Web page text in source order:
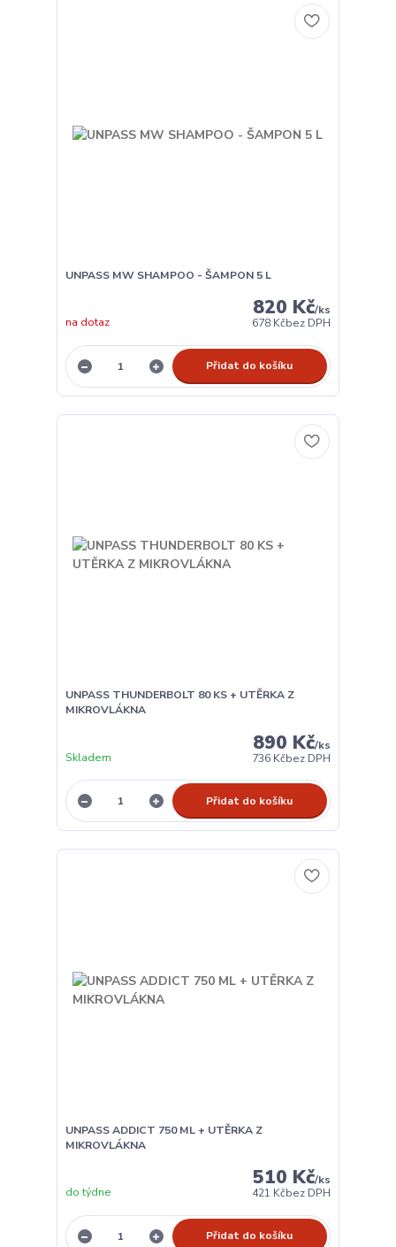
UNPASS MW SHAMPOO - ŠAMPON 5 L
820 Kč/ks
678 Kčbez DPH
na dotaz
Přidat do košíku
UNPASS THUNDERBOLT 80 KS + UTĚRKA Z
MIKROVLÁKNA
890 Kč/ks
736 Kčbez DPH
Skladem
Přidat do košíku
UNPASS ADDICT 750 ML + UTĚRKA Z
MIKROVLÁKNA
510 Kč/ks
421 Kčbez DPH
do týdne
Přidat do košíku